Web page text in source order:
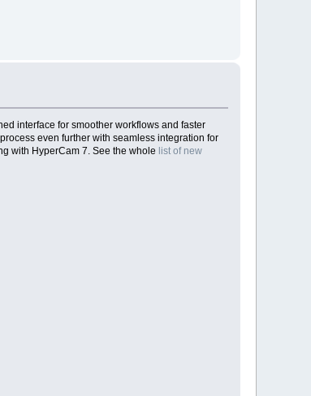
interface for smoother workflows and faster
even further with seamless integration for
with HyperCam 7. See the whole list of new